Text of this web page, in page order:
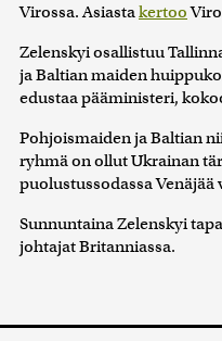
Virossa. Asiastakertoo
Zelenskyi osallistuu
ja Baltian maiden
edustaa pääministeri,
Pohjoismaiden ja Baltian
ryhmä on ollut Ukrainan
puolustussodassa Venäjää
Sunnuntaina Zelenskyi
johtajat Britanniassa.